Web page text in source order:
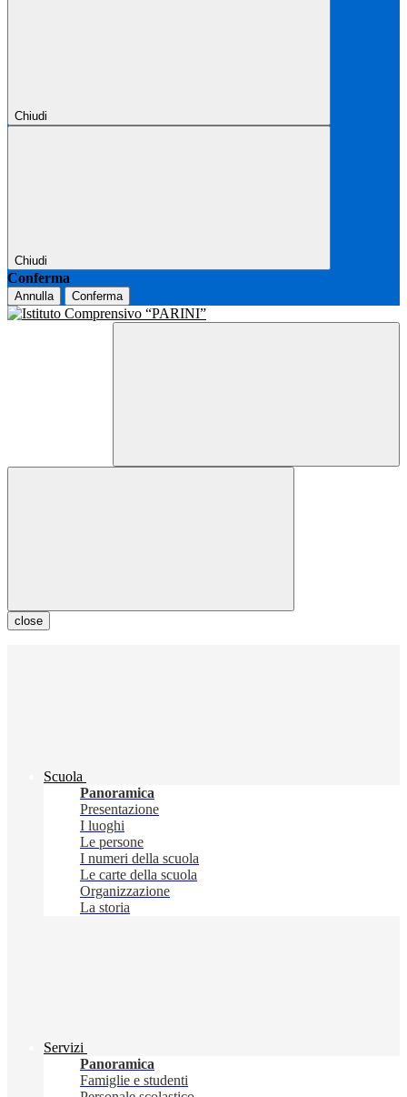
Chiudi
Chiudi
Conferma
Annulla Conferma
close
Scuola
Panoramica
Presentazione
I luoghi
Le persone
I numeri della scuola
Le carte della scuola
Organizzazione
La storia
Servizi
Panoramica
Famiglie e studenti